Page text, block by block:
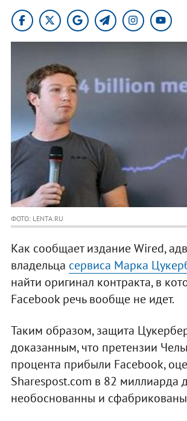
ФОТО: LENTA.RU
Как сообщает издание Wired,
владельца сервиса Марка
найти оригинал контракта, в
Facebook речь вообще не идет.
Таким образом, защита
доказанным, что претензии
процента прибыли Facebook,
Sharespost.com в 82 миллиарда
необоснованны и